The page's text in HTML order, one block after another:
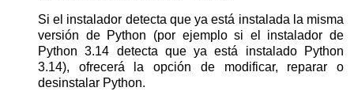
Si el instalador detecta que ya está instalada la misma
versión de Python (por ejemplo si el instalador de
Python 3.14 detecta que ya está instalado Python
3.14), ofrecerá la opción de modificar, reparar o
desinstalar Python.